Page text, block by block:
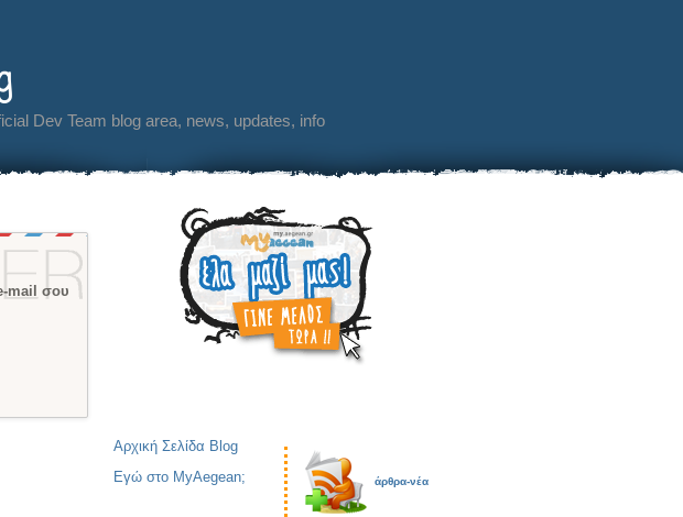
Dev Team blog area, news, updates, info
mail σου
Αρχική Σελίδα Blog
Εγώ στο MyAegean;
άρθρα-νέα